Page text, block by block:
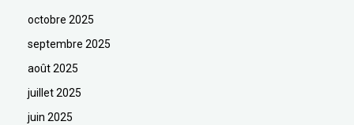
octobre 2025
septembre 2025
août 2025
juillet 2025
juin 2025